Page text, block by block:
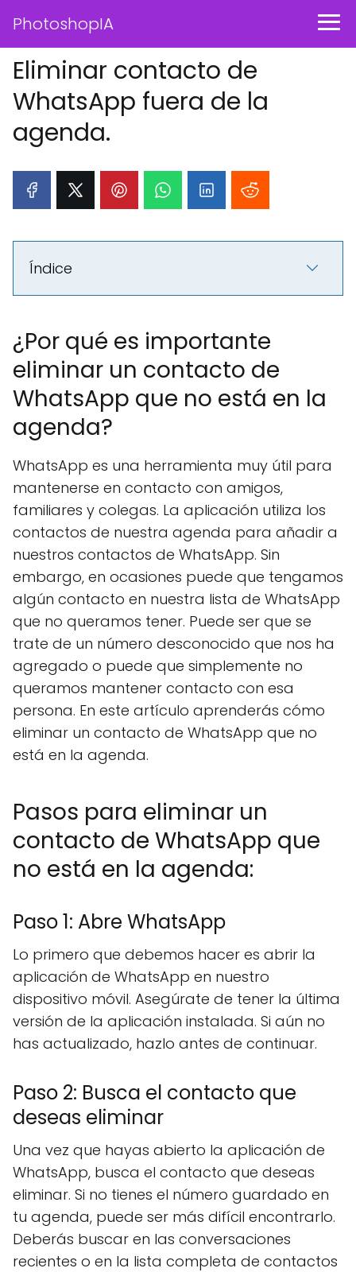
PhotoshopIA
Eliminar contacto de
WhatsApp fuera de la
agenda.
Índice
¿Por qué es importante
eliminar un contacto de
WhatsApp que no está en la
agenda?
WhatsApp es una herramienta muy útil para
mantenerse en contacto con amigos,
familiares y colegas. La aplicación utiliza los
contactos de nuestra agenda para añadir a
nuestros contactos de WhatsApp. Sin
embargo, en ocasiones puede que tengamos
algún contacto en nuestra lista de WhatsApp
que no queramos tener. Puede ser que se
trate de un número desconocido que nos ha
agregado o puede que simplemente no
queramos mantener contacto con esa
persona. En este artículo aprenderás cómo
eliminar un contacto de WhatsApp que no
está en la agenda.
Pasos para eliminar un
contacto de WhatsApp que
no está en la agenda:
Paso 1: Abre WhatsApp
Lo primero que debemos hacer es abrir la
aplicación de WhatsApp en nuestro
dispositivo móvil. Asegúrate de tener la última
versión de la aplicación instalada. Si aún no
has actualizado, hazlo antes de continuar.
Paso 2: Busca el contacto que
deseas eliminar
Una vez que hayas abierto la aplicación de
WhatsApp, busca el contacto que deseas
eliminar. Si no tienes el número guardado en
tu agenda, puede ser más difícil encontrarlo.
Deberás buscar en las conversaciones
recientes o en la lista completa de contactos